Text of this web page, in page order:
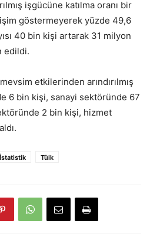
işgücüne katılma oranı bir
göstermeyerek yüzde 49,6
40 bin kişi artarak 31 milyon
edildi.
etkilerinden arındırılmış
6 bin kişi, sanayi sektöründe 67
2 bin kişi, hizmet
İstatistik Tüik